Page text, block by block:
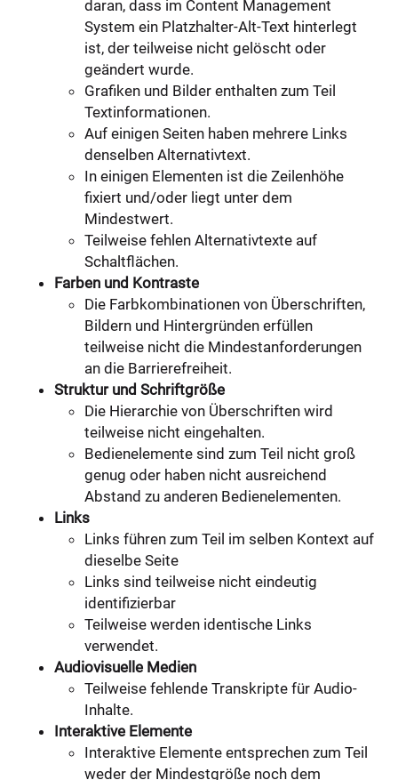
daran, dass im Content Management
System ein Platzhalter-Alt-Text hinterlegt
ist, der teilweise nicht gelöscht oder
geändert wurde.
Grafiken und Bilder enthalten zum Teil
Textinformationen.
Auf einigen Seiten haben mehrere Links
denselben Alternativtext.
In einigen Elementen ist die Zeilenhöhe
fixiert und/oder liegt unter dem
Mindestwert.
Teilweise fehlen Alternativtexte auf
Schaltflächen.
Farben und Kontraste
Die Farbkombinationen von Überschriften,
Bildern und Hintergründen erfüllen
teilweise nicht die Mindestanforderungen
an die Barrierefreiheit.
Struktur und Schriftgröße
Die Hierarchie von Überschriften wird
teilweise nicht eingehalten.
Bedienelemente sind zum Teil nicht groß
genug oder haben nicht ausreichend
Abstand zu anderen Bedienelementen.
Links
Links führen zum Teil im selben Kontext auf
dieselbe Seite
Links sind teilweise nicht eindeutig
identifizierbar
Teilweise werden identische Links
verwendet.
Audiovisuelle Medien
Teilweise fehlende Transkripte für Audio-
Inhalte.
Interaktive Elemente
Interaktive Elemente entsprechen zum Teil
weder der Mindestgröße noch dem